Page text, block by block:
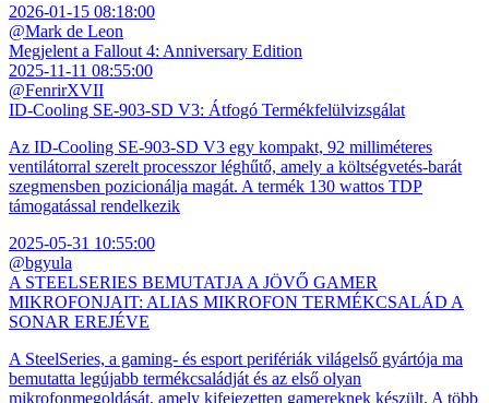
2026-01-15 08:18:00
@Mark de Leon
Megjelent a Fallout 4: Anniversary Edition
2025-11-11 08:55:00
@FenrirXVII
ID-Cooling SE-903-SD V3: Átfogó Termékfelülvizsgálat
Az ID-Cooling SE-903-SD V3 egy kompakt, 92 milliméteres
ventilátorral szerelt processzor léghűtő, amely a költségvetés-barát
szegmensben pozicionálja magát. A termék 130 wattos TDP
támogatással rendelkezik
2025-05-31 10:55:00
@bgyula
A STEELSERIES BEMUTATJA A JÖVŐ GAMER
MIKROFONJAIT: ALIAS MIKROFON TERMÉKCSALÁD A
SONAR EREJÉVE
A SteelSeries, a gaming- és esport perifériák világelső gyártója ma
bemutatta legújabb termékcsaládját és az első olyan
mikrofonmegoldását, amely kifejezetten gamereknek készült. A több